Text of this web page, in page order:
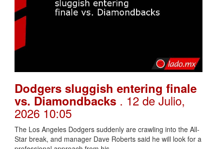
Dodgers sluggish entering finale
vs. Diamondbacks . 12 de Julio,
2026 10:05
The Los Angeles Dodgers suddenly are crawling into the All-
Star break, and manager Dave Roberts said he will look for a